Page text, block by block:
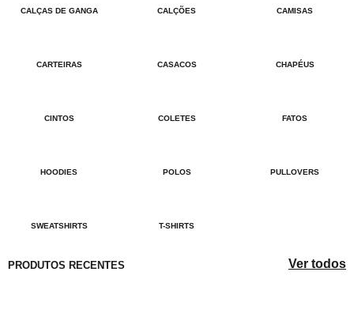
CALÇAS DE GANGA CALÇÕES CAMISAS
CARTEIRAS CASACOS CHAPÉUS
CINTOS COLETES FATOS
HOODIES POLOS PULLOVERS
SWEATSHIRTS T-SHIRTS
PRODUTOS RECENTES Ver todos